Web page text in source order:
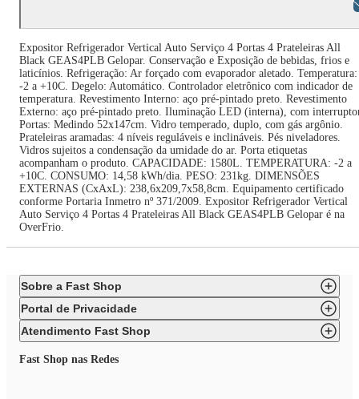
Expositor Refrigerador Vertical Auto Serviço 4 Portas 4 Prateleiras All
Black GEAS4PLB Gelopar. Conservação e Exposição de bebidas, frios e
laticínios. Refrigeração: Ar forçado com evaporador aletado. Temperatura:
-2 a +10C. Degelo: Automático. Controlador eletrônico com indicador de
temperatura. Revestimento Interno: aço pré-pintado preto. Revestimento
Externo: aço pré-pintado preto. Iluminação LED (interna), com
Portas: Medindo 52x147cm. Vidro temperado, duplo, com gás argônio.
Prateleiras aramadas: 4 níveis reguláveis e inclináveis. Pés niveladores.
Vidros sujeitos a condensação da umidade do ar. Porta etiquetas
acompanham o produto. CAPACIDADE: 1580L. TEMPERATURA: -2 a
+10C. CONSUMO: 14,58 kWh/dia. PESO: 231kg. DIMENSÕES
EXTERNAS (CxAxL): 238,6x209,7x58,8cm. Equipamento certificado
conforme Portaria Inmetro nº 371/2009. Expositor Refrigerador Vertical
Auto Serviço 4 Portas 4 Prateleiras All Black GEAS4PLB Gelopar é na
OverFrio.
Sobre a Fast Shop
Portal de Privacidade
Atendimento Fast Shop
Fast Shop nas Redes